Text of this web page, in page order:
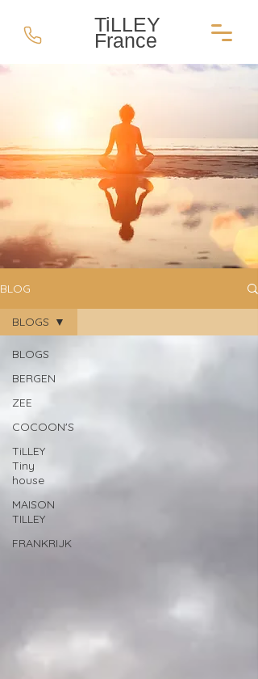
TiLLEY
France
BLOG
BLOGS
BERGEN
ZEE
COCOON'S
TiLLEY
Tiny
house
MAISON
TILLEY
FRANKRIJK
BLOGS